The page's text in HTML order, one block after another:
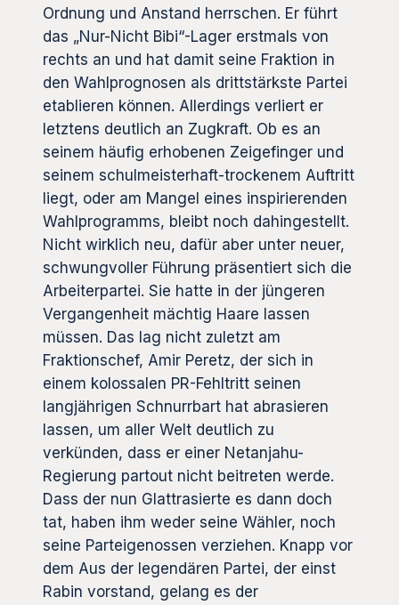
Ordnung und Anstand herrschen. Er führt
das „Nur-Nicht Bibi“-Lager erstmals von
rechts an und hat damit seine Fraktion in
den Wahlprognosen als drittstärkste Partei
etablieren können. Allerdings verliert er
letztens deutlich an Zugkraft. Ob es an
seinem häufig erhobenen Zeigefinger und
seinem schulmeisterhaft-trockenem Auftritt
liegt, oder am Mangel eines inspirierenden
Wahlprogramms, bleibt noch dahingestellt.
Nicht wirklich neu, dafür aber unter neuer,
schwungvoller Führung präsentiert sich die
Arbeiterpartei. Sie hatte in der jüngeren
Vergangenheit mächtig Haare lassen
müssen. Das lag nicht zuletzt am
Fraktionschef, Amir Peretz, der sich in
einem kolossalen PR-Fehltritt seinen
langjährigen Schnurrbart hat abrasieren
lassen, um aller Welt deutlich zu
verkünden, dass er einer Netanjahu-
Regierung partout nicht beitreten werde.
Dass der nun Glattrasierte es dann doch
tat, haben ihm weder seine Wähler, noch
seine Parteigenossen verziehen. Knapp vor
dem Aus der legendären Partei, der einst
Rabin vorstand, gelang es der